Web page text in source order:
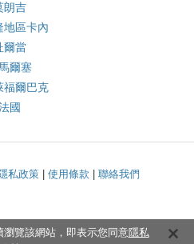
朗吉
地區卡內
爾當
爾塞
福爾巴克
國
私政策 使用條款 聯絡我們
覽該網站，即表示您同意隱私